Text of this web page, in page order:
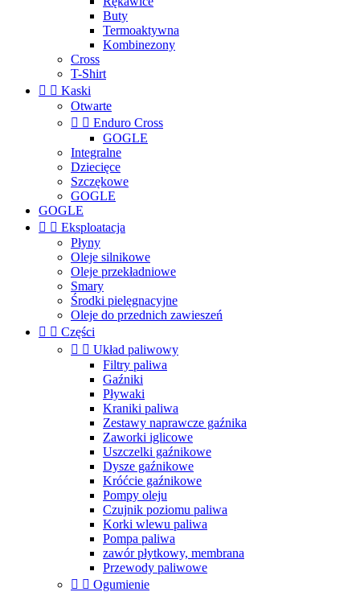
Buty
Termoaktywna
Kombinezony
Cross
T-Shirt
  Kaski
Otwarte
  Enduro Cross
GOGLE
Integralne
Dziecięce
Szczękowe
GOGLE
GOGLE
  Eksploatacja
Płyny
Oleje silnikowe
Oleje przekładniowe
Smary
Środki pielęgnacyjne
Oleje do przednich zawieszeń
  Części
  Układ paliwowy
Filtry paliwa
Gaźniki
Pływaki
Kraniki paliwa
Zestawy naprawcze gaźnika
Zaworki iglicowe
Uszczelki gaźnikowe
Dysze gaźnikowe
Króćcie gaźnikowe
Pompy oleju
Czujnik poziomu paliwa
Korki wlewu paliwa
Pompa paliwa
zawór płytkowy, membrana
Przewody paliwowe
  Ogumienie